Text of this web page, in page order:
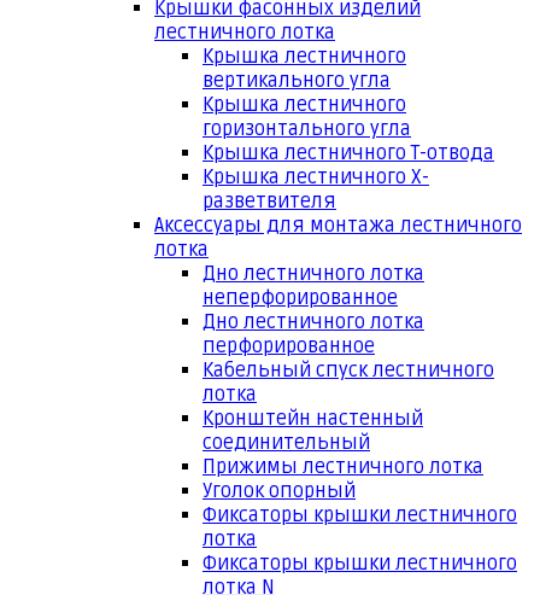
Крышки фасонных изделий
лестничного лотка
Крышка лестничного
вертикального угла
Крышка лестничного
горизонтального угла
Крышка лестничного Т-отвода
Крышка лестничного Х-
разветвителя
Аксессуары для монтажа лестничного
лотка
Дно лестничного лотка
неперфорированное
Дно лестничного лотка
перфорированное
Кабельный спуск лестничного
лотка
Кронштейн настенный
соединительный
Прижимы лестничного лотка
Уголок опорный
Фиксаторы крышки лестничного
лотка
Фиксаторы крышки лестничного
лотка N